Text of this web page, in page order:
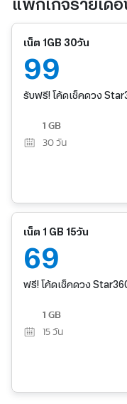
เน็ต 1GB 30วัน
99
รับฟรี! โค้ดเช็คดวง
1 GB
30 วัน
เน็ต 1 GB 15วัน
69
ฟรี! โค้ดเช็คดวง
1 GB
15 วัน